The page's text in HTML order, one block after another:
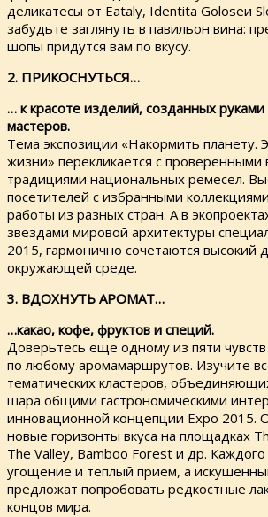
деликатесы от Eataly, Identita Goloseи
забудьте заглянуть в павильон вина:
шопы придутся вам по вкусу.
2. ПРИКОСНУТЬСЯ…
… к красоте изделий, созданных руками
мастеров.
Тема экспозиции «Накормить планету.
жизни» перекликается с
традициями национальных ремесел.
посетителей с избранными
работы из разных стран. А в
звездами мировой архитектуры
2015, гармонично сочетаются высокий
окружающей среде.
3. ВДОХНУТЬ АРОМАТ…
…какао, кофе, фруктов и специй.
Доверьтесь еще одному из пяти чувств
по любому аромамаршрутов. Изучите
тематических кластеров,
шара общими гастрономическими
инновационной концепции Ехро 2015.
новые горизонты вкуса на площадках
The Valley, Bamboo Forest и др.
угощение и теплый прием, а
предложат попробовать редкостные
концов мира.